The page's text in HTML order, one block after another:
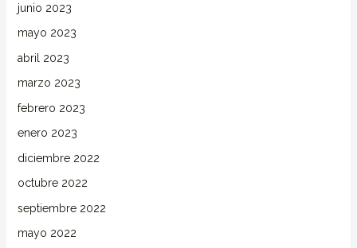
junio 2023
mayo 2023
abril 2023
marzo 2023
febrero 2023
enero 2023
diciembre 2022
octubre 2022
septiembre 2022
mayo 2022